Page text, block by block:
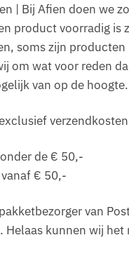
| Bij Afien doen we
product voorradig
soms zijn
om wat voor reden
van op de hoogte.
de € 50,-
€ 50,-
van
Helaas kunnen wij